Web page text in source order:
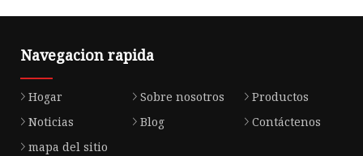
Navegacion rapida
Hogar Sobre nosotros
Productos
Noticias
Blog
Contáctenos
mapa del sitio